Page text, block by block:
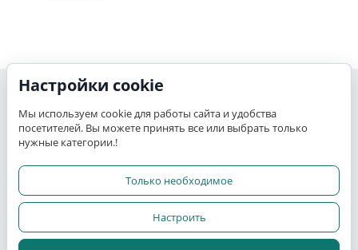
Моя учетная запись
K-TEX
Прочее
Настройки cookie
Мы используем cookie для работы сайта и удобства
посетителей. Вы можете принять все или выбрать только
нужные категории.!
Только необходимое
Настроить